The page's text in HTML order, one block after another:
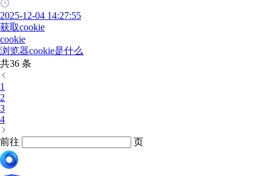
2025-12-04 14:27:55
获取cookie
cookie
浏览器cookie是什么
共36 条
1
2
3
4
前往 页